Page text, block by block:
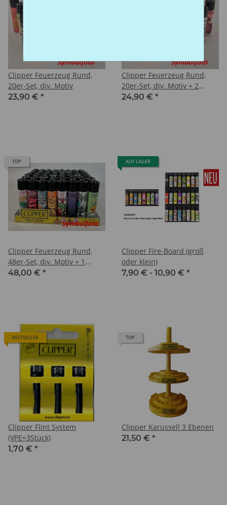
Clipper Feuerzeug Rund,
20er-Set, div. Motiv
23,90 € *
Clipper Feuerzeug Rund,
20er-Set, div. Motiv + 2
Micro-Clipper
24,90 € *
TOP
Clipper Feuerzeug Rund,
48er-Set, div. Motiv + 1
Display
48,00 € *
AUF LAGER
Clipper Fire-Board (groß
oder klein)
7,90 € - 10,90 € *
BESTSELLER
Clipper Flint System
(VPE=3Stück)
1,70 € *
TOP
Clipper Karussell 3 Ebenen
21,50 € *